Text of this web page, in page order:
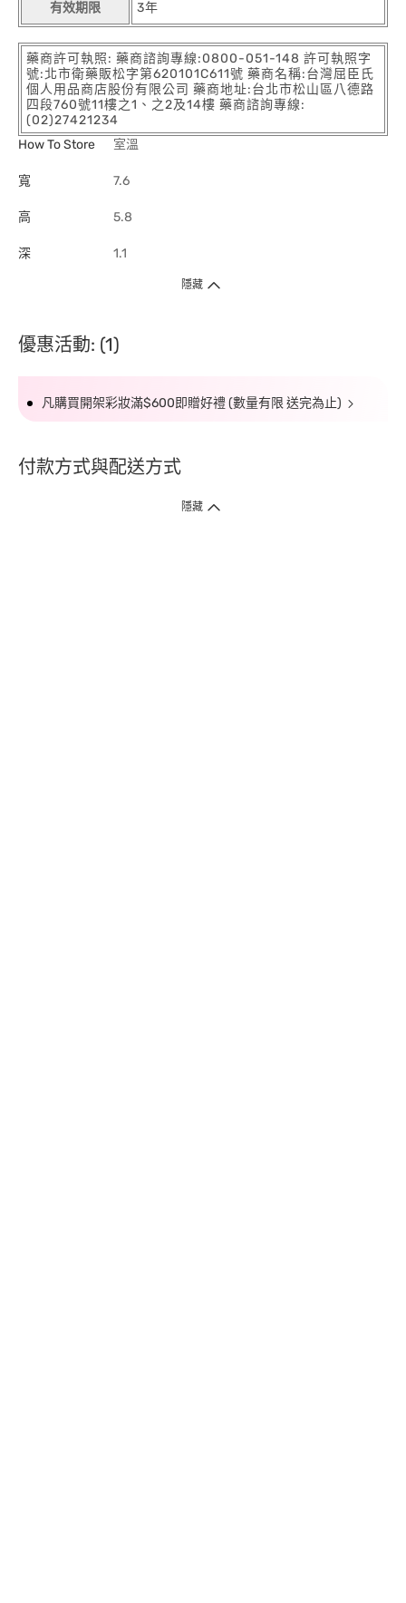
有效期限 3年
藥商許可執照: 藥商諮詢專線:0800-051-148 許可執照字
號:北市衛藥販松字第620101C611號 藥商名稱:台灣屈臣氏
個人用品商店股份有限公司 藥商地址:台北市松山區八德路
四段760號11樓之1、之2及14樓 藥商諮詢專線:
(02)27421234
How To Store
室溫
寬 7.6
高 5.8
深 1.1
隱藏
優惠活動: (1)
凡購買開架彩妝滿$600即贈好禮 (數量有限 送完為止)
付款方式與配送方式
隱藏